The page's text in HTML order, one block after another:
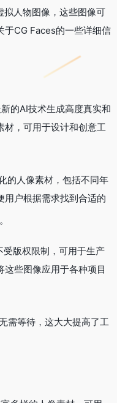
拟人物图像，这些图像可
于CG Faces的一些详细信
的AI技术生成高度真实和
材，可用于设计和创意工
的人像素材，包括不同年
用户根据需求找到合适的
。
版权限制，可用于生产
些图像应用于各种项目
需等待，这大大提高了工